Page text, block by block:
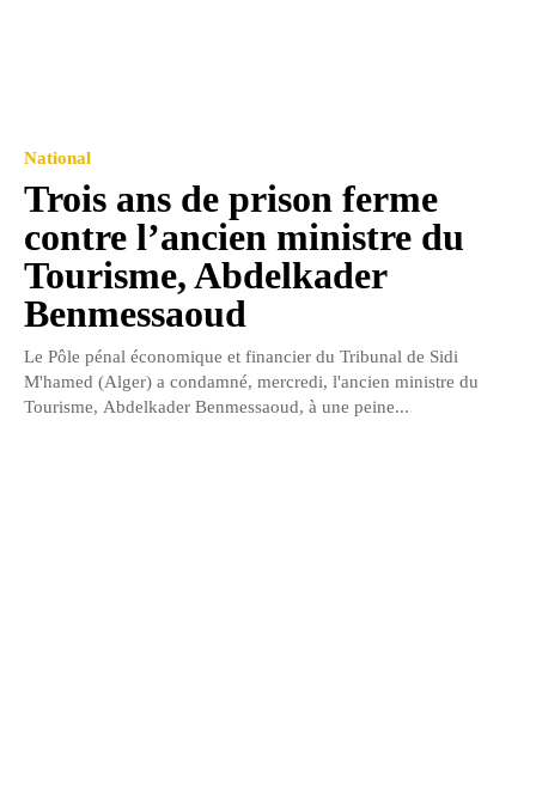
National
Trois ans de prison ferme
contre l’ancien ministre du
Tourisme, Abdelkader
Benmessaoud
Le Pôle pénal économique et financier du Tribunal de Sidi
M'hamed (Alger) a condamné, mercredi, l'ancien ministre du
Tourisme, Abdelkader Benmessaoud, à une peine...